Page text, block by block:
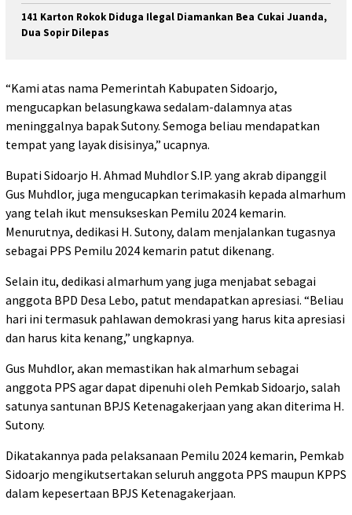
141 Karton Rokok Diduga Ilegal Diamankan Bea Cukai Juanda,
Dua Sopir Dilepas
“Kami atas nama Pemerintah Kabupaten Sidoarjo,
mengucapkan belasungkawa sedalam-dalamnya atas
meninggalnya bapak Sutony. Semoga beliau mendapatkan
tempat yang layak disisinya,” ucapnya.
Bupati Sidoarjo H. Ahmad Muhdlor S.IP. yang akrab dipanggil
Gus Muhdlor, juga mengucapkan terimakasih kepada almarhum
yang telah ikut mensukseskan Pemilu 2024 kemarin.
Menurutnya, dedikasi H. Sutony, dalam menjalankan tugasnya
sebagai PPS Pemilu 2024 kemarin patut dikenang.
Selain itu, dedikasi almarhum yang juga menjabat sebagai
anggota BPD Desa Lebo, patut mendapatkan apresiasi. “Beliau
hari ini termasuk pahlawan demokrasi yang harus kita apresiasi
dan harus kita kenang,” ungkapnya.
Gus Muhdlor, akan memastikan hak almarhum sebagai
anggota PPS agar dapat dipenuhi oleh Pemkab Sidoarjo, salah
satunya santunan BPJS Ketenagakerjaan yang akan diterima H.
Sutony.
Dikatakannya pada pelaksanaan Pemilu 2024 kemarin, Pemkab
Sidoarjo mengikutsertakan seluruh anggota PPS maupun KPPS
dalam kepesertaan BPJS Ketenagakerjaan.